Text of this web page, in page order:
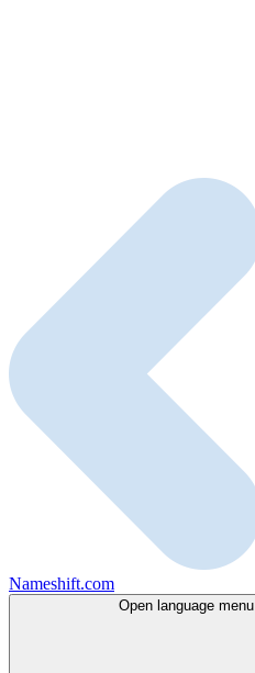
Nameshift.com
Open language menu